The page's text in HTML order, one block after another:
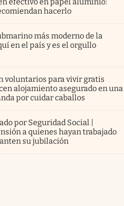
hacerlo
más moderno de la
en el país y es el orgullo
voluntarios para vivir gratis
alojamiento asegurado en una
por cuidar caballos
por Seguridad Social |
a quienes hayan trabajado
su jubilación